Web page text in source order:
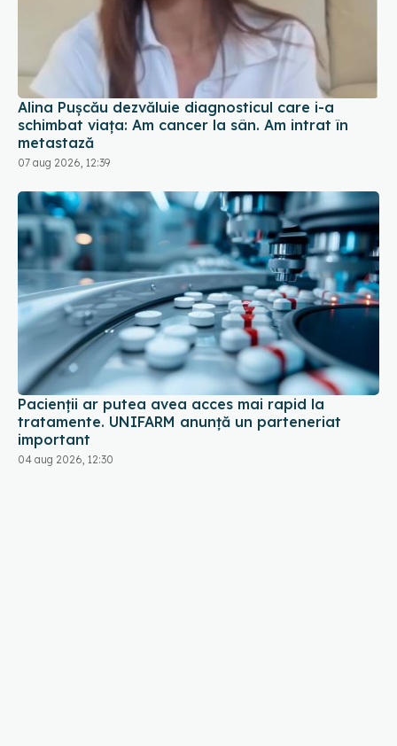
Alina Pușcău dezvăluie diagnosticul care i-a
schimbat viața: Am cancer la sân. Am intrat în
metastază
07 aug 2026, 12:39
Pacienții ar putea avea acces mai rapid la
tratamente. UNIFARM anunță un parteneriat
important
04 aug 2026, 12:30